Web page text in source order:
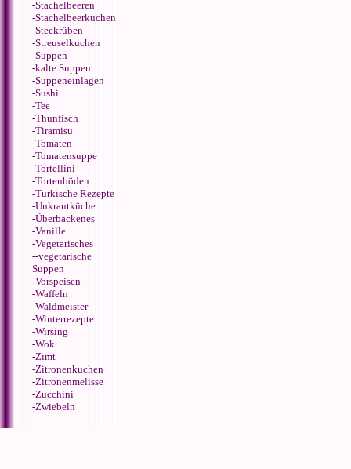
-Stachelbeeren
-Stachelbeerkuchen
-Steckrüben
-Streuselkuchen
-Suppen
-kalte Suppen
-Suppeneinlagen
-Sushi
-Tee
-Thunfisch
-Tiramisu
-Tomaten
-Tomatensuppe
-Tortellini
-Tortenböden
-Türkische Rezepte
-Unkrautküche
-Überbackenes
-Vanille
-Vegetarisches
--vegetarische
Suppen
-Vorspeisen
-Waffeln
-Waldmeister
-Winterrezepte
-Wirsing
-Wok
-Zimt
-Zitronenkuchen
-Zitronenmelisse
-Zucchini
-Zwiebeln